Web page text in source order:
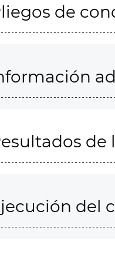
de
de
del